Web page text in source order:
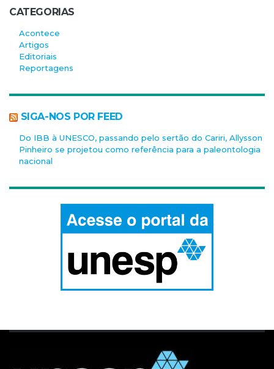
CATEGORIAS
Acontece
Artigos
Editoriais
Reportagens
SIGA-NOS POR FEED
Do IBB à UNESCO, passando pelo sertão do Cariri, Allysson
Pinheiro se projetou como referência para a paleontologia
nacional